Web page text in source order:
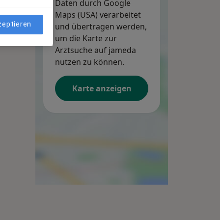
Daten durch Google
Maps (USA) verarbeitet
und übertragen werden,
um die Karte zur
Arztsuche auf jameda
nutzen zu können.
Karte anzeigen